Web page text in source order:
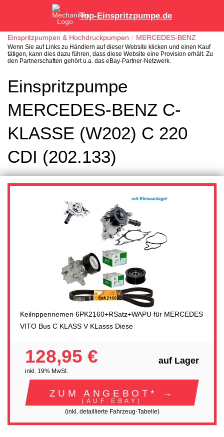
Top-Einspritzpumpe.de
Einspritzpumpen & Hochdruckpumpen MERCEDES-BENZ
Wenn Sie auf Links zu Händlern auf dieser Website klicken und einen Kauf
tätigen, kann dies dazu führen, dass diese Website eine Provision erhält. Zu
den Partnerschaften gehört u.a. das eBay-Partner-Netzwerk.
Einspritzpumpe
MERCEDES-BENZ C-
KLASSE (W202) C 220
CDI (202.133)
Keilrippenriemen 6PK2160+RSatz+WAPU für MERCEDES
VITO Bus C KLASS V KLasss Diese
128,95 €
inkl. 19% MwSt.
auf Lager
ZUM ANGEBOT* →
(AUF EBAY)
(inkl. detaillierte Fahrzeug-Tabelle)